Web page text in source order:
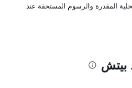
المقدرة والرسوم المستحقة عند
بيتش